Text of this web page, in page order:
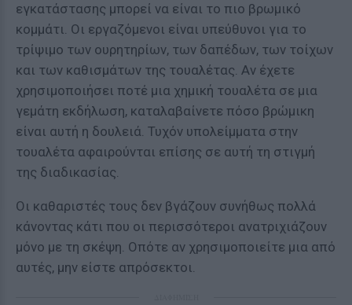
εγκατάστασης μπορεί να είναι το πιο βρωμικό
κομμάτι. Οι εργαζόμενοι είναι υπεύθυνοι για το
τρίψιμο των ουρητηρίων, των δαπέδων, των τοίχων
και των καθισμάτων της τουαλέτας. Αν έχετε
χρησιμοποιήσει ποτέ μια χημική τουαλέτα σε μια
γεμάτη εκδήλωση, καταλαβαίνετε πόσο βρώμικη
είναι αυτή η δουλειά. Τυχόν υπολείμματα στην
τουαλέτα αφαιρούνται επίσης σε αυτή τη στιγμή
της διαδικασίας.
Οι καθαριστές τους δεν βγάζουν συνήθως πολλά
κάνοντας κάτι που οι περισσότεροι ανατριχιάζουν
μόνο με τη σκέψη. Οπότε αν χρησιμοποιείτε μια από
αυτές, μην είστε απρόσεκτοι.